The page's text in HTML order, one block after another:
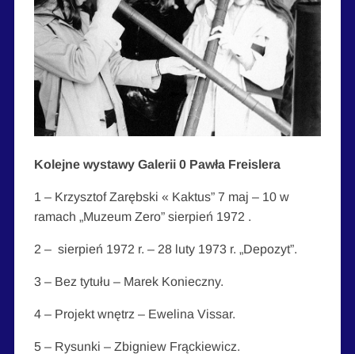
Kolejne wystawy Galerii 0 Pawła Freislera
1 – Krzysztof Zarębski « Kaktus” 7 maj – 10 w
ramach „Muzeum Zero” sierpień 1972 .
2 – sierpień 1972 r. – 28 luty 1973 r. „Depozyt”.
3 – Bez tytułu – Marek Konieczny.
4 – Projekt wnętrz – Ewelina Vissar.
5 – Rysunki – Zbigniew Frąckiewicz.